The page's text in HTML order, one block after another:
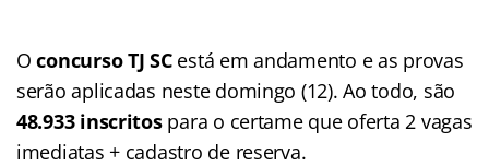
Oconcurso TJ SCestá em andamento e as provas
serão aplicadas neste domingo (12). Ao todo, são
48.933 inscritospara o certame que oferta 2 vagas
imediatas + cadastro de reserva.